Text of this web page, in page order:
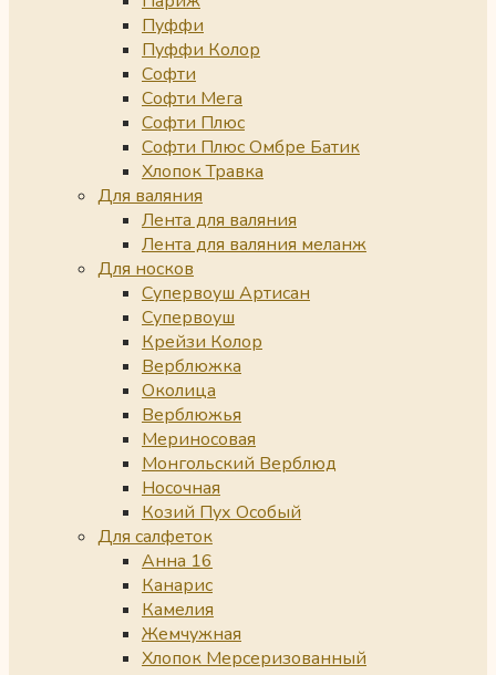
Пуффи
Пуффи Колор
Софти
Софти Мега
Софти Плюс
Софти Плюс Омбре Батик
Хлопок Травка
Для валяния
Лента для валяния
Лента для валяния меланж
Для носков
Супервоуш Артисан
Супервоуш
Крейзи Колор
Верблюжка
Околица
Верблюжья
Мериносовая
Монгольский Верблюд
Носочная
Козий Пух Особый
Для салфеток
Анна 16
Канарис
Камелия
Жемчужная
Хлопок Мерсеризованный